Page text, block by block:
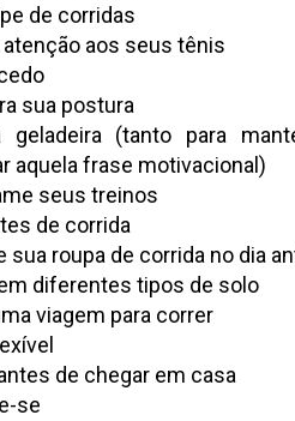
de corridas
atenção aos seus tênis
sua postura
geladeira (tanto para
aquela frase motivacional)
seus treinos
de corrida
sua roupa de corrida no dia
diferentes tipos de solo
viagem para correr
de chegar em casa
se